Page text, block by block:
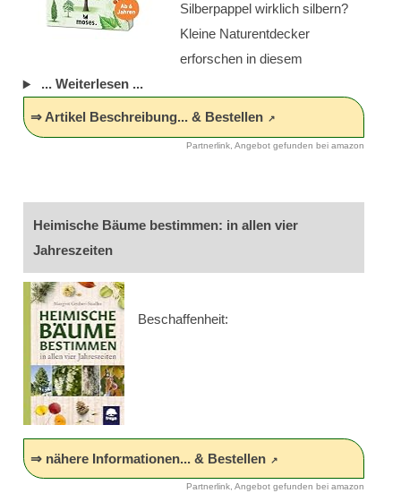
Silberpappel wirklich silbern?
Kleine Naturentdecker
erforschen in diesem
... Weiterlesen ...
⇒ Artikel Beschreibung... & Bestellen
Partnerlink, Angebot gefunden bei amazon
Heimische Bäume bestimmen: in allen vier
Jahreszeiten
Beschaffenheit:
⇒ nähere Informationen... & Bestellen
Partnerlink, Angebot gefunden bei amazon